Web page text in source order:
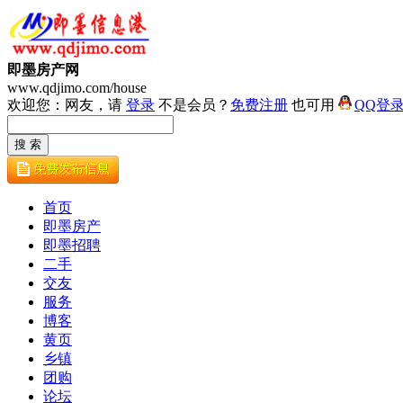
即墨房产网
www.qdjimo.com/house
欢迎您：网友，请 登录 不是会员？ 免费注册 也可用 QQ登
首页
即墨房产
即墨招聘
二手
交友
服务
博客
黄页
乡镇
团购
论坛